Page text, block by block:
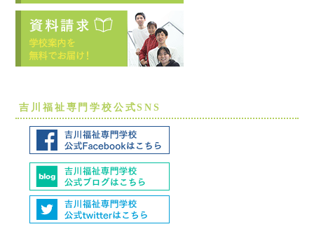
吉川福祉専門学校公式SNS